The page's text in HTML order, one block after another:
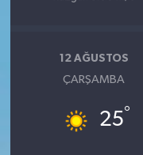
12 AĞUSTOS
ÇARŞAMBA
25°